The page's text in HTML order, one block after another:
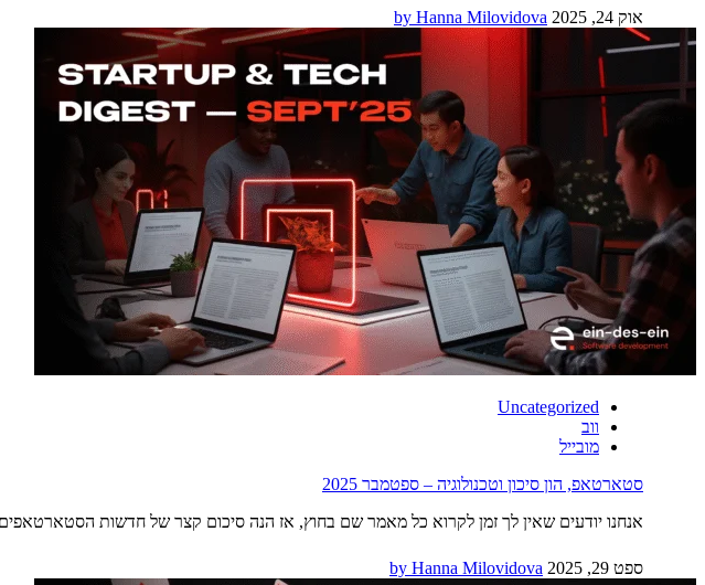
אוק 24, 2025 by Hanna Milovidova
Uncategorized
ווב
מובייל
סטארטאפ, הון סיכון וטכנולוגיה – ספטמבר 2025
אנחנו יודעים שאין לך זמן לקרוא כל מאמר שם בחוץ, אז הנה סיכום קצר של חדשות
ספט 29, 2025 by Hanna Milovidova